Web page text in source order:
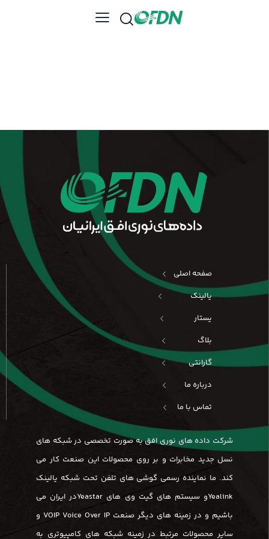
صفحه اصلی
یالینک
یستار
بلاگ
گارانتی
درباره ما
تماس با ما
شرکت داده های نوری افق به صورت تخصصی در شبکه های
نسل جدید مخابرات و بر روی محصولات این صنعت کار می
کند. ما نماینده رسمی گوشی های تلفن تحت شبکه یالینک
Yealinkو سیستم های گیت وی های Yeastarدر ایران می
باشیم و در زمینه های دیگر صنعت VOIP Voice Over IP و
سایر محصولات مرتبط در زمینه شبکه های کامپیوتری به